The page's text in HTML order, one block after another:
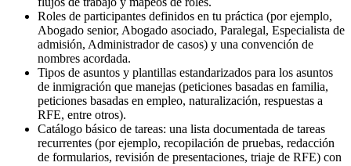
Roles de participantes definidos en tu práctica (por ejemplo,
Abogado senior, Abogado asociado, Paralegal, Especialista de
admisión, Administrador de casos) y una convención de
nombres acordada.
Tipos de asuntos y plantillas estandarizados para los asuntos
de inmigración que manejas (peticiones basadas en familia,
peticiones basadas en empleo, naturalización, respuestas a
RFE, entre otros).
Catálogo básico de tareas: una lista documentada de tareas
recurrentes (por ejemplo, recopilación de pruebas, redacción
de formularios, revisión de presentaciones, triaje de RFE) con